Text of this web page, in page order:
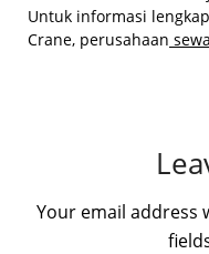
Untuk informasi
Crane, perusahaan
Your email address